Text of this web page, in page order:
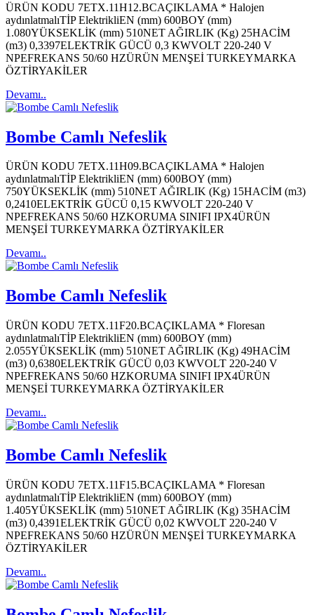
ÜRÜN KODU 7ETX.11H12.BCAÇIKLAMA * Halojen
aydınlatmalıTİP ElektrikliEN (mm) 600BOY (mm)
1.080YÜKSEKLİK (mm) 510NET AĞIRLIK (Kg) 25HACİM
(m3) 0,3397ELEKTRİK GÜCÜ 0,3 KWVOLT 220-240 V
NPEFREKANS 50/60 HZÜRÜN MENŞEİ TURKEYMARKA
ÖZTİRYAKİLER
Devamı..
Bombe Camlı Nefeslik
ÜRÜN KODU 7ETX.11H09.BCAÇIKLAMA * Halojen
aydınlatmalıTİP ElektrikliEN (mm) 600BOY (mm)
750YÜKSEKLİK (mm) 510NET AĞIRLIK (Kg) 15HACİM (m3)
0,2410ELEKTRİK GÜCÜ 0,15 KWVOLT 220-240 V
NPEFREKANS 50/60 HZKORUMA SINIFI IPX4ÜRÜN
MENŞEİ TURKEYMARKA ÖZTİRYAKİLER
Devamı..
Bombe Camlı Nefeslik
ÜRÜN KODU 7ETX.11F20.BCAÇIKLAMA * Floresan
aydınlatmalıTİP ElektrikliEN (mm) 600BOY (mm)
2.055YÜKSEKLİK (mm) 510NET AĞIRLIK (Kg) 49HACİM
(m3) 0,6380ELEKTRİK GÜCÜ 0,03 KWVOLT 220-240 V
NPEFREKANS 50/60 HZKORUMA SINIFI IPX4ÜRÜN
MENŞEİ TURKEYMARKA ÖZTİRYAKİLER
Devamı..
Bombe Camlı Nefeslik
ÜRÜN KODU 7ETX.11F15.BCAÇIKLAMA * Floresan
aydınlatmalıTİP ElektrikliEN (mm) 600BOY (mm)
1.405YÜKSEKLİK (mm) 510NET AĞIRLIK (Kg) 35HACİM
(m3) 0,4391ELEKTRİK GÜCÜ 0,02 KWVOLT 220-240 V
NPEFREKANS 50/60 HZÜRÜN MENŞEİ TURKEYMARKA
ÖZTİRYAKİLER
Devamı..